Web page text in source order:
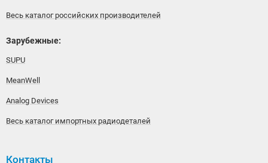
Весь каталог российских производителей
Зарубежные:
SUPU
MeanWell
Analog Devices
Весь каталог импортных радиодеталей
Контакты